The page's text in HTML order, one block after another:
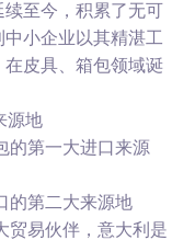
至今，积累了无可
小企业以其精湛工
皮具、箱包领域诞
源地
第一大进口来源
第二大来源地
易伙伴，意大利是